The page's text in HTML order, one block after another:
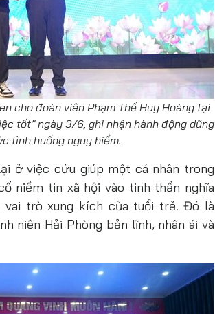
cho đoàn viên Phạm Thế Huy Hoàng tại
tốt” ngày 3/6, ghi nhận hành động dũng
tình huống nguy hiểm.
ở việc cứu giúp một cá nhân trong
niềm tin xã hội vào tinh thần nghĩa
vai trò xung kích của tuổi trẻ. Đó là
niên Hải Phòng bản lĩnh, nhân ái và